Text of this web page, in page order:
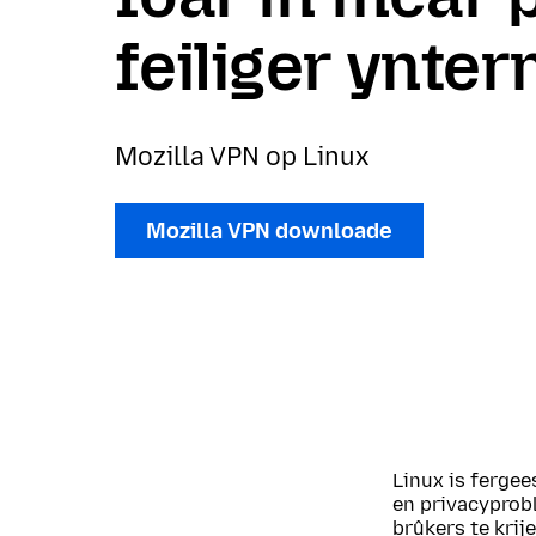
feiliger
Mozilla VPN op Linux
Mozilla VPN downloade
Linux is
en
brûkers te